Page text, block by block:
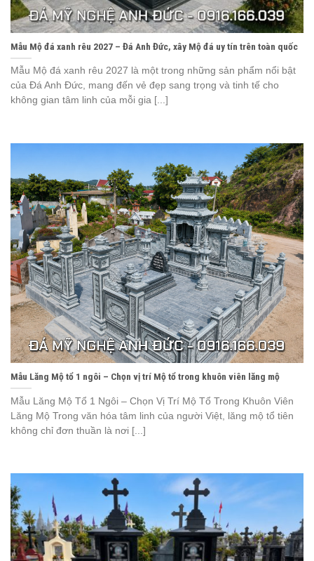
Mẫu Mộ đá xanh rêu 2027 – Đá Anh Đức, xây Mộ đá uy tín trên toàn quốc
Mẫu Mộ đá xanh rêu 2027 là một trong những sản phẩm nổi bật
của Đá Anh Đức, mang đến vẻ đẹp sang trọng và tinh tế cho
không gian tâm linh của mỗi gia [...]
Mẫu Lăng Mộ tổ 1 ngôi – Chọn vị trí Mộ tổ trong khuôn viên lăng mộ
Mẫu Lăng Mộ Tổ 1 Ngôi – Chọn Vị Trí Mộ Tổ Trong Khuôn Viên
Lăng Mộ Trong văn hóa tâm linh của người Việt, lăng mộ tổ tiên
không chỉ đơn thuần là nơi [...]